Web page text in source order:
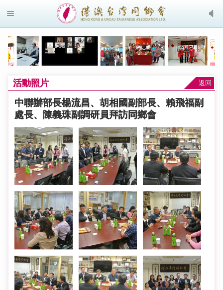
活動照片 返回
中聯辦部長楊流昌、胡相國副部長、賴飛福副
處長、陳義珠副調研員拜訪同鄉會